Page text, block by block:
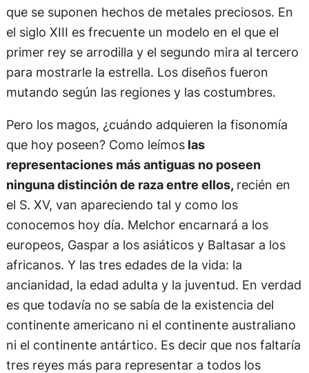
que se suponen hechos de metales preciosos. En
el siglo XIII es frecuente un modelo en el que el
primer rey se arrodilla y el segundo mira al tercero
para mostrarle la estrella. Los diseños fueron
mutando según las regiones y las costumbres.
Pero los magos, ¿cuándo adquieren la fisonomía
que hoy poseen? Como leímoslas
representaciones más antiguas no poseen
ninguna distinción de raza entre ellos, recién en
el S. XV, van apareciendo tal y como los
conocemos hoy día. Melchor encarnará a los
europeos, Gaspar a los asiáticos y Baltasar a los
africanos. Y las tres edades de la vida: la
ancianidad, la edad adulta y la juventud. En verdad
es que todavía no se sabía de la existencia del
continente americano ni el continente australiano
ni el continente antártico. Es decir que nos faltaría
tres reyes más para representar a todos los